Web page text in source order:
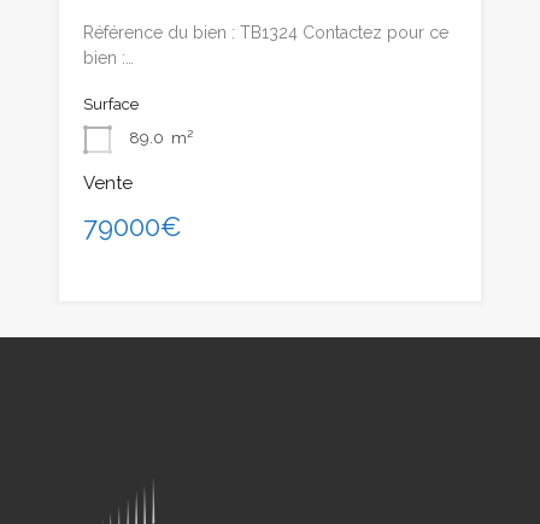
Référence du bien : TB1324 Contactez pour ce
bien :…
Surface
89.0 m²
Vente
79000€